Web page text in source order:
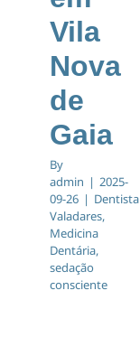
Vila
Nova
de
Gaia
By
admin | 2025-
09-26 | Dentista
Valadares,
Medicina
Dentária,
sedação
consciente